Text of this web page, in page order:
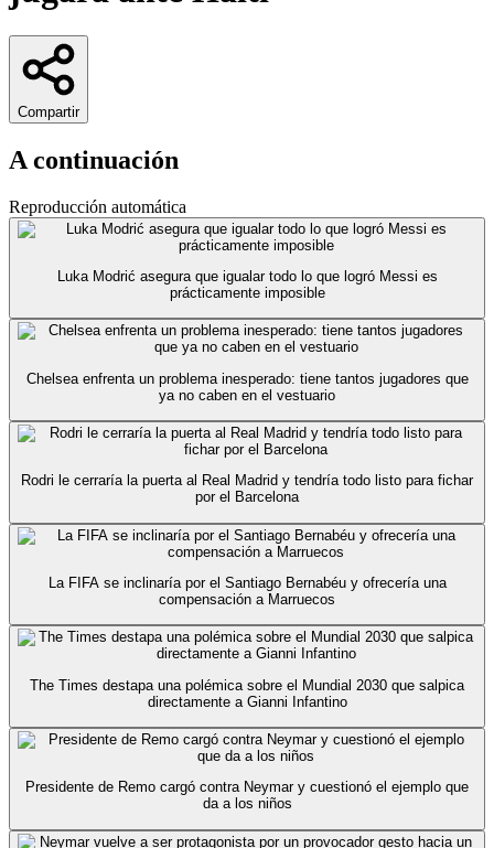
Compartir
A continuación
Reproducción automática
Luka Modrić asegura que igualar todo lo que logró Messi es
prácticamente imposible
Chelsea enfrenta un problema inesperado: tiene tantos jugadores que
ya no caben en el vestuario
Rodri le cerraría la puerta al Real Madrid y tendría todo listo para fichar
por el Barcelona
La FIFA se inclinaría por el Santiago Bernabéu y ofrecería una
compensación a Marruecos
The Times destapa una polémica sobre el Mundial 2030 que salpica
directamente a Gianni Infantino
Presidente de Remo cargó contra Neymar y cuestionó el ejemplo que
da a los niños